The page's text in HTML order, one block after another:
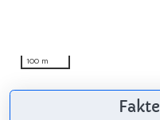
100 m